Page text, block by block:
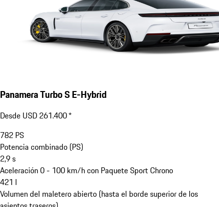
Panamera Turbo S E-Hybrid
Desde USD 261.400 *
782 PS
Potencia combinado (PS)
2,9s
Aceleración 0 - 100 km/h con Paquete Sport Chrono
421 l
Volumen del maletero abierto (hasta el borde superior de los